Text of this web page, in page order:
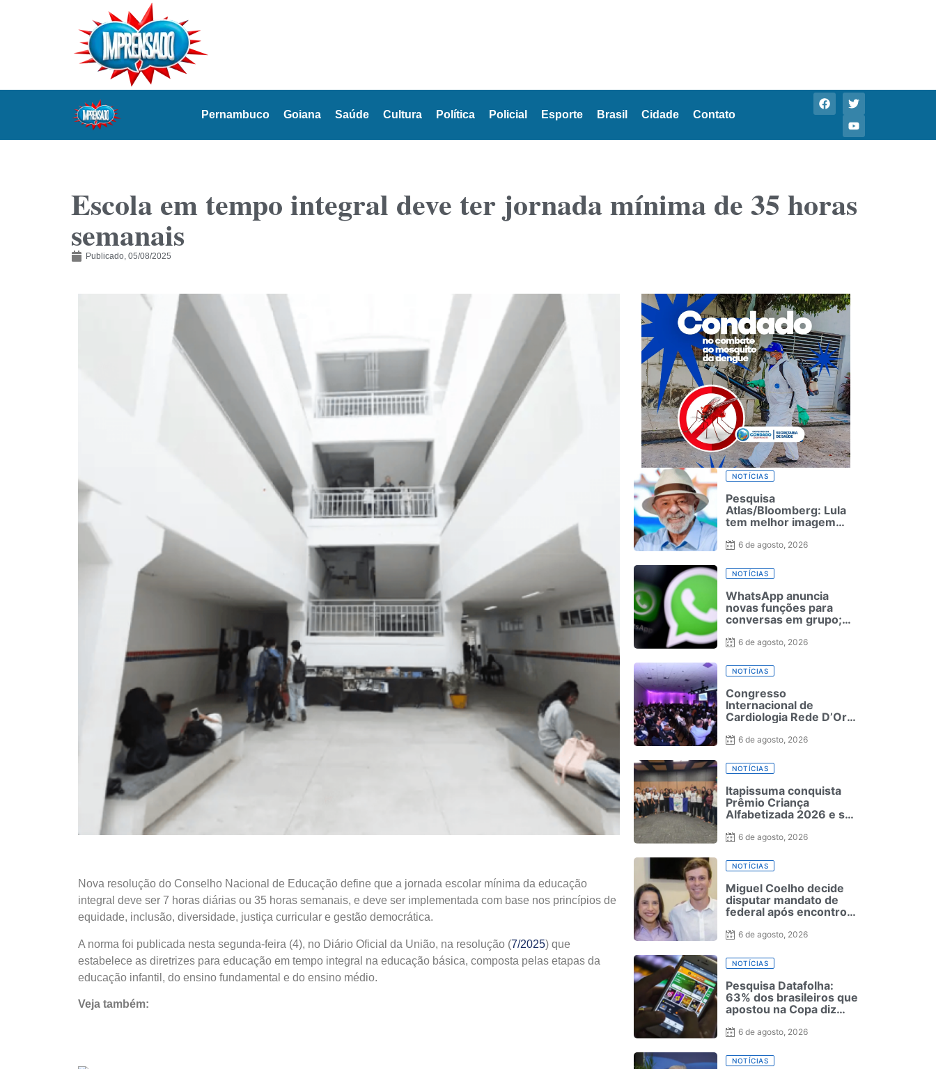
Pernambuco Goiana Saúde Cultura Política Policial Esporte Brasil Cidade Contato
Escola em tempo integral deve ter jornada mínima de 35 horas
semanais
Publicado, 05/08/2025
Nova resolução do Conselho Nacional de Educação define que a jornada escolar mínima da educação
integral deve ser 7 horas diárias ou 35 horas semanais, e deve ser implementada com base nos princípios de
equidade, inclusão, diversidade, justiça curricular e gestão democrática.
A norma foi publicada nesta segunda-feira (4), no Diário Oficial da União, na resolução (7/2025) que
estabelece as diretrizes para educação em tempo integral na educação básica, composta pelas etapas da
educação infantil, do ensino fundamental e do ensino médio.
Veja também:
NOTÍCIAS
Pesquisa
Atlas/Bloomberg: Lula
tem melhor imagem
candidatos à
6 de agosto, 2026
NOTÍCIAS
WhatsApp anuncia
novas funções para
conversas em grupo;
6 de agosto, 2026
NOTÍCIAS
Congresso
Internacional de
Cardiologia Rede D’Or
Brasil e do exterior no
6 de agosto, 2026
NOTÍCIAS
Itapissuma conquista
Prêmio Criança
Alfabetizada 2026 e se
em Pernambuco
6 de agosto, 2026
NOTÍCIAS
Miguel Coelho decide
disputar mandato de
federal após encontro
6 de agosto, 2026
NOTÍCIAS
Pesquisa Datafolha:
63% dos brasileiros que
apostou na Copa diz
dinheiro
6 de agosto, 2026
NOTÍCIAS